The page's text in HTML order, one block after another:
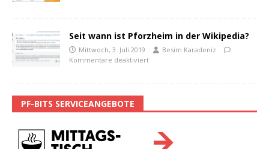
Seit wann ist Pforzheim in der Wikipedia?
Mittwoch, 3. Juli 2019
Besim Karadeniz
Kommentare deaktiviert
PF-BITS SERVICEANGEBOTE